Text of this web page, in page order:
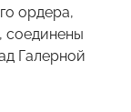
ордера,
соединены
Галерной